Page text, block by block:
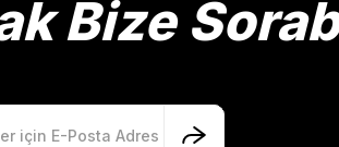
Bize